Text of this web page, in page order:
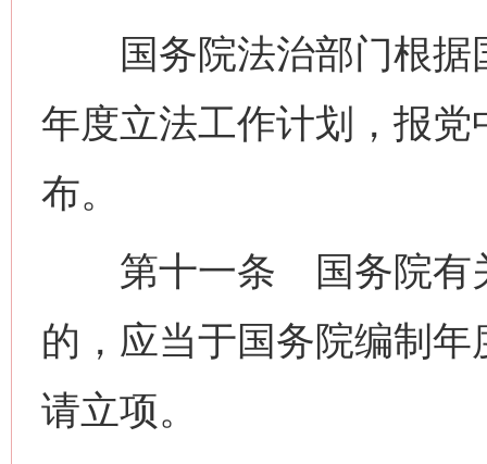
国务院法治部门根据
年度立法工作计划，报
布。
第十一条 国务院有关
的，应当于国务院编制
请立项。